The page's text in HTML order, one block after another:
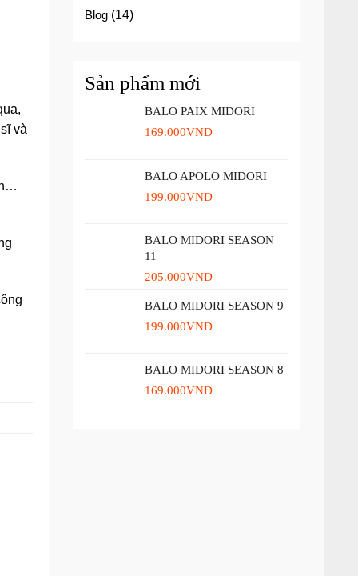
và
Blog (14)
Sản phẩm mới
BALO PAIX MIDORI
169.000VND
BALO APOLO MIDORI
199.000VND
BALO MIDORI SEASON
11
205.000VND
BALO MIDORI SEASON 9
199.000VND
BALO MIDORI SEASON 8
169.000VND